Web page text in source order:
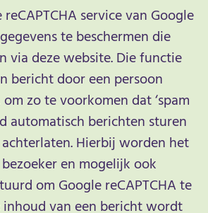
service van Google
te beschermen die
via deze website. Die functie
bericht door een persoon
zo te voorkomen dat ‘spam
automatisch berichten sturen
Hierbij worden het
en mogelijk ook
om Google reCAPTCHA te
inhoud van een bericht wordt